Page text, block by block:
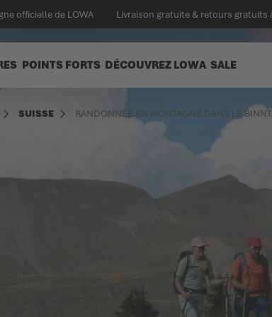
officielle de LOWA Livraison gratuite & retours gratuits
POINTS FORTS DÉCOUVREZ LOWA SALE
SUISSE RANDONNÉE EN MONTAGNE DANS LE